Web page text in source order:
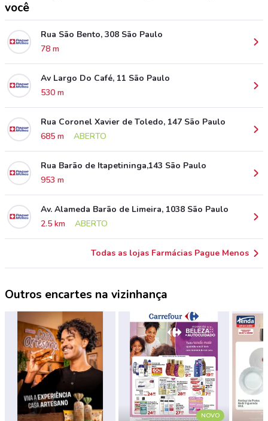
você
Rua São Bento, 308 São Paulo
78 m
Av Largo Do Café, 11 São Paulo
530 m
Rua Coronel Xavier de Toledo, 147 São Paulo
685 m
ABERTO
Rua Barão de Itapetininga,143 São Paulo
953 m
Av. Alameda Barão de Limeira, 1038 São Paulo
2.5 km
ABERTO
Todas as lojas Farmácias Pague Menos
Outros encartes na vizinhança
NOVO